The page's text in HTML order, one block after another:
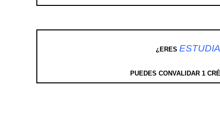
¿ERES
PUEDES CONVALIDAR 1